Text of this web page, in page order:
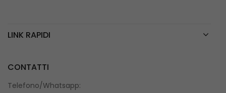
LINK RAPIDI
CONTATTI
Telefono/Whatsapp: